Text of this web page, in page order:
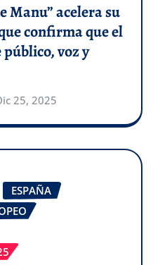
Manu” acelera su
confirma que el
voz y
25, 2025
ESPAÑA